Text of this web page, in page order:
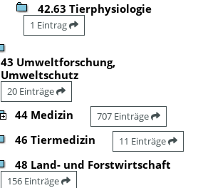
42.63 Tierphysiologie
1 Eintrag
43 Umweltforschung,
Umweltschutz
20 Einträge
44 Medizin 707 Einträge
46 Tiermedizin 11 Einträge
48 Land- und Forstwirtschaft
156 Einträge